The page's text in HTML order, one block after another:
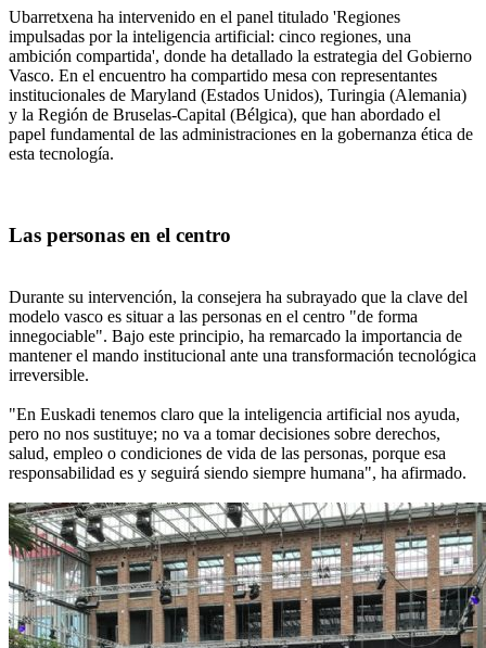
Ubarretxena ha intervenido en el panel titulado 'Regiones
impulsadas por la inteligencia artificial: cinco regiones, una
ambición compartida', donde ha detallado la estrategia del Gobierno
Vasco. En el encuentro ha compartido mesa con representantes
institucionales de Maryland (Estados Unidos), Turingia (Alemania)
y la Región de Bruselas-Capital (Bélgica), que han abordado el
papel fundamental de las administraciones en la gobernanza ética de
esta tecnología.
Las personas en el centro
Durante su intervención, la consejera ha subrayado que la clave del
modelo vasco es situar a las personas en el centro "de forma
innegociable". Bajo este principio, ha remarcado la importancia de
mantener el mando institucional ante una transformación tecnológica
irreversible.
"En Euskadi tenemos claro que la inteligencia artificial nos ayuda,
pero no nos sustituye; no va a tomar decisiones sobre derechos,
salud, empleo o condiciones de vida de las personas, porque esa
responsabilidad es y seguirá siendo siempre humana", ha afirmado.